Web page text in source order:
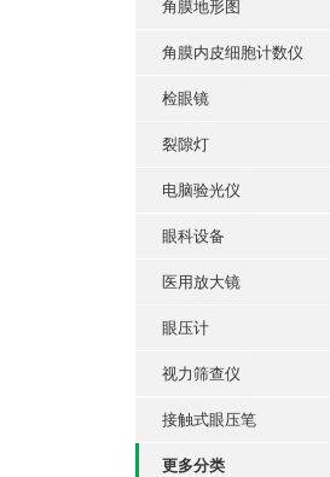
角膜地形图
角膜内皮细胞计数仪
检眼镜
裂隙灯
电脑验光仪
眼科设备
医用放大镜
眼压计
视力筛查仪
接触式眼压笔
更多分类